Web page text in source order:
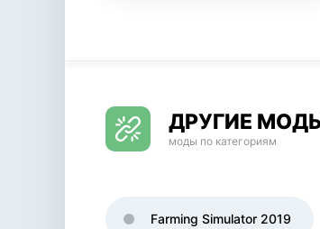
ДРУГИЕ МОДЫ
моды по категориям
Farming Simulator 2019